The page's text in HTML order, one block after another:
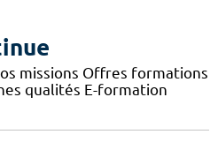
missions Offres formations
qualités E-formation